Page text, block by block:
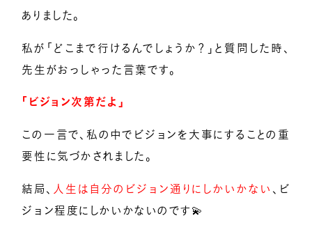
ありました。
私が「どこまで行けるんでしょうか？」と質問した時、
先生がおっしゃった言葉です。
「ビジョン次第だよ」
この一言で、私の中でビジョンを大事にすることの重
要性に気づかされました。
結局、 人生は自分のビジョン通りにしかいかない 、ビ
ジョン程度にしかいかないのです💫